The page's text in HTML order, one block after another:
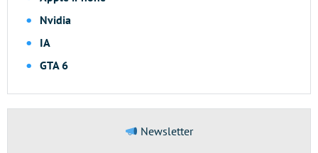
Nvidia
IA
GTA 6
Newsletter